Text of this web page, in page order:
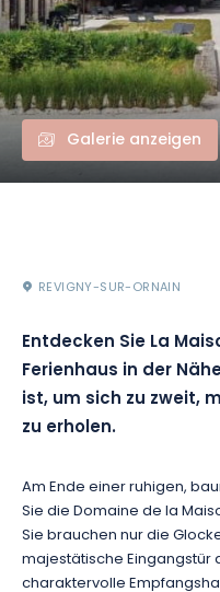
Galerie anzeigen
REVIGNY-SUR-ORNAIN
Entdecken Sie La
Ferienhaus in der
ist, um sich zu zweit,
zu erholen.
Am Ende einer ruhigen,
Sie die Domaine de la
Sie brauchen nur die
majestätische Eingangstür
charaktervolle